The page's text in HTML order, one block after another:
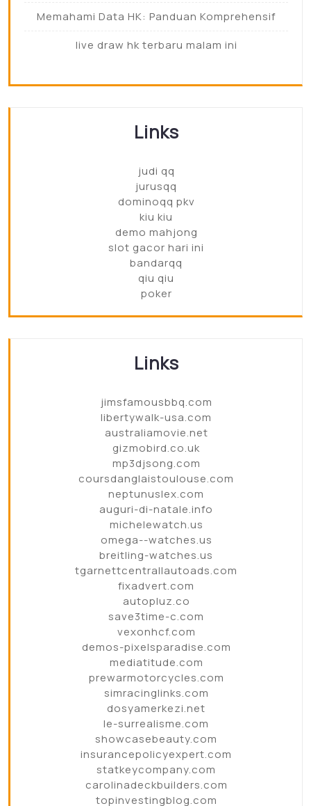
Memahami Data HK: Panduan Komprehensif
live draw hk terbaru malam ini
Links
judi qq
jurusqq
dominoqq pkv
kiu kiu
demo mahjong
slot gacor hari ini
bandarqq
qiu qiu
poker
Links
jimsfamousbbq.com
libertywalk-usa.com
australiamovie.net
gizmobird.co.uk
mp3djsong.com
coursdanglaistoulouse.com
neptunuslex.com
auguri-di-natale.info
michelewatch.us
omega--watches.us
breitling-watches.us
tgarnettcentrallautoads.com
fixadvert.com
autopluz.co
save3time-c.com
vexonhcf.com
demos-pixelsparadise.com
mediatitude.com
prewarmotorcycles.com
simracinglinks.com
dosyamerkezi.net
le-surrealisme.com
showcasebeauty.com
insurancepolicyexpert.com
statkeycompany.com
carolinadeckbuilders.com
topinvestingblog.com